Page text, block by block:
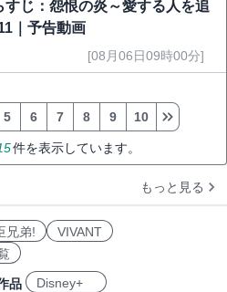
すじ：怨恨の炎～愛する人を追
｜予告動画
[08月06日09時00分]
件を表示しています。
5 6 7 8 9 10
もっと見る
兄弟!
VIVANT
品
Disney+